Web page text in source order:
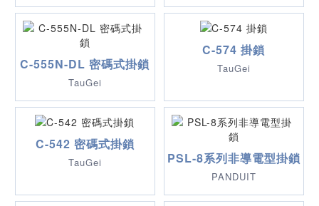
C-555N-DL 密碼式掛鎖
TauGei
C-574 掛鎖
TauGei
C-542 密碼式掛鎖
TauGei PSL-8系列非導電型掛鎖
PANDUIT